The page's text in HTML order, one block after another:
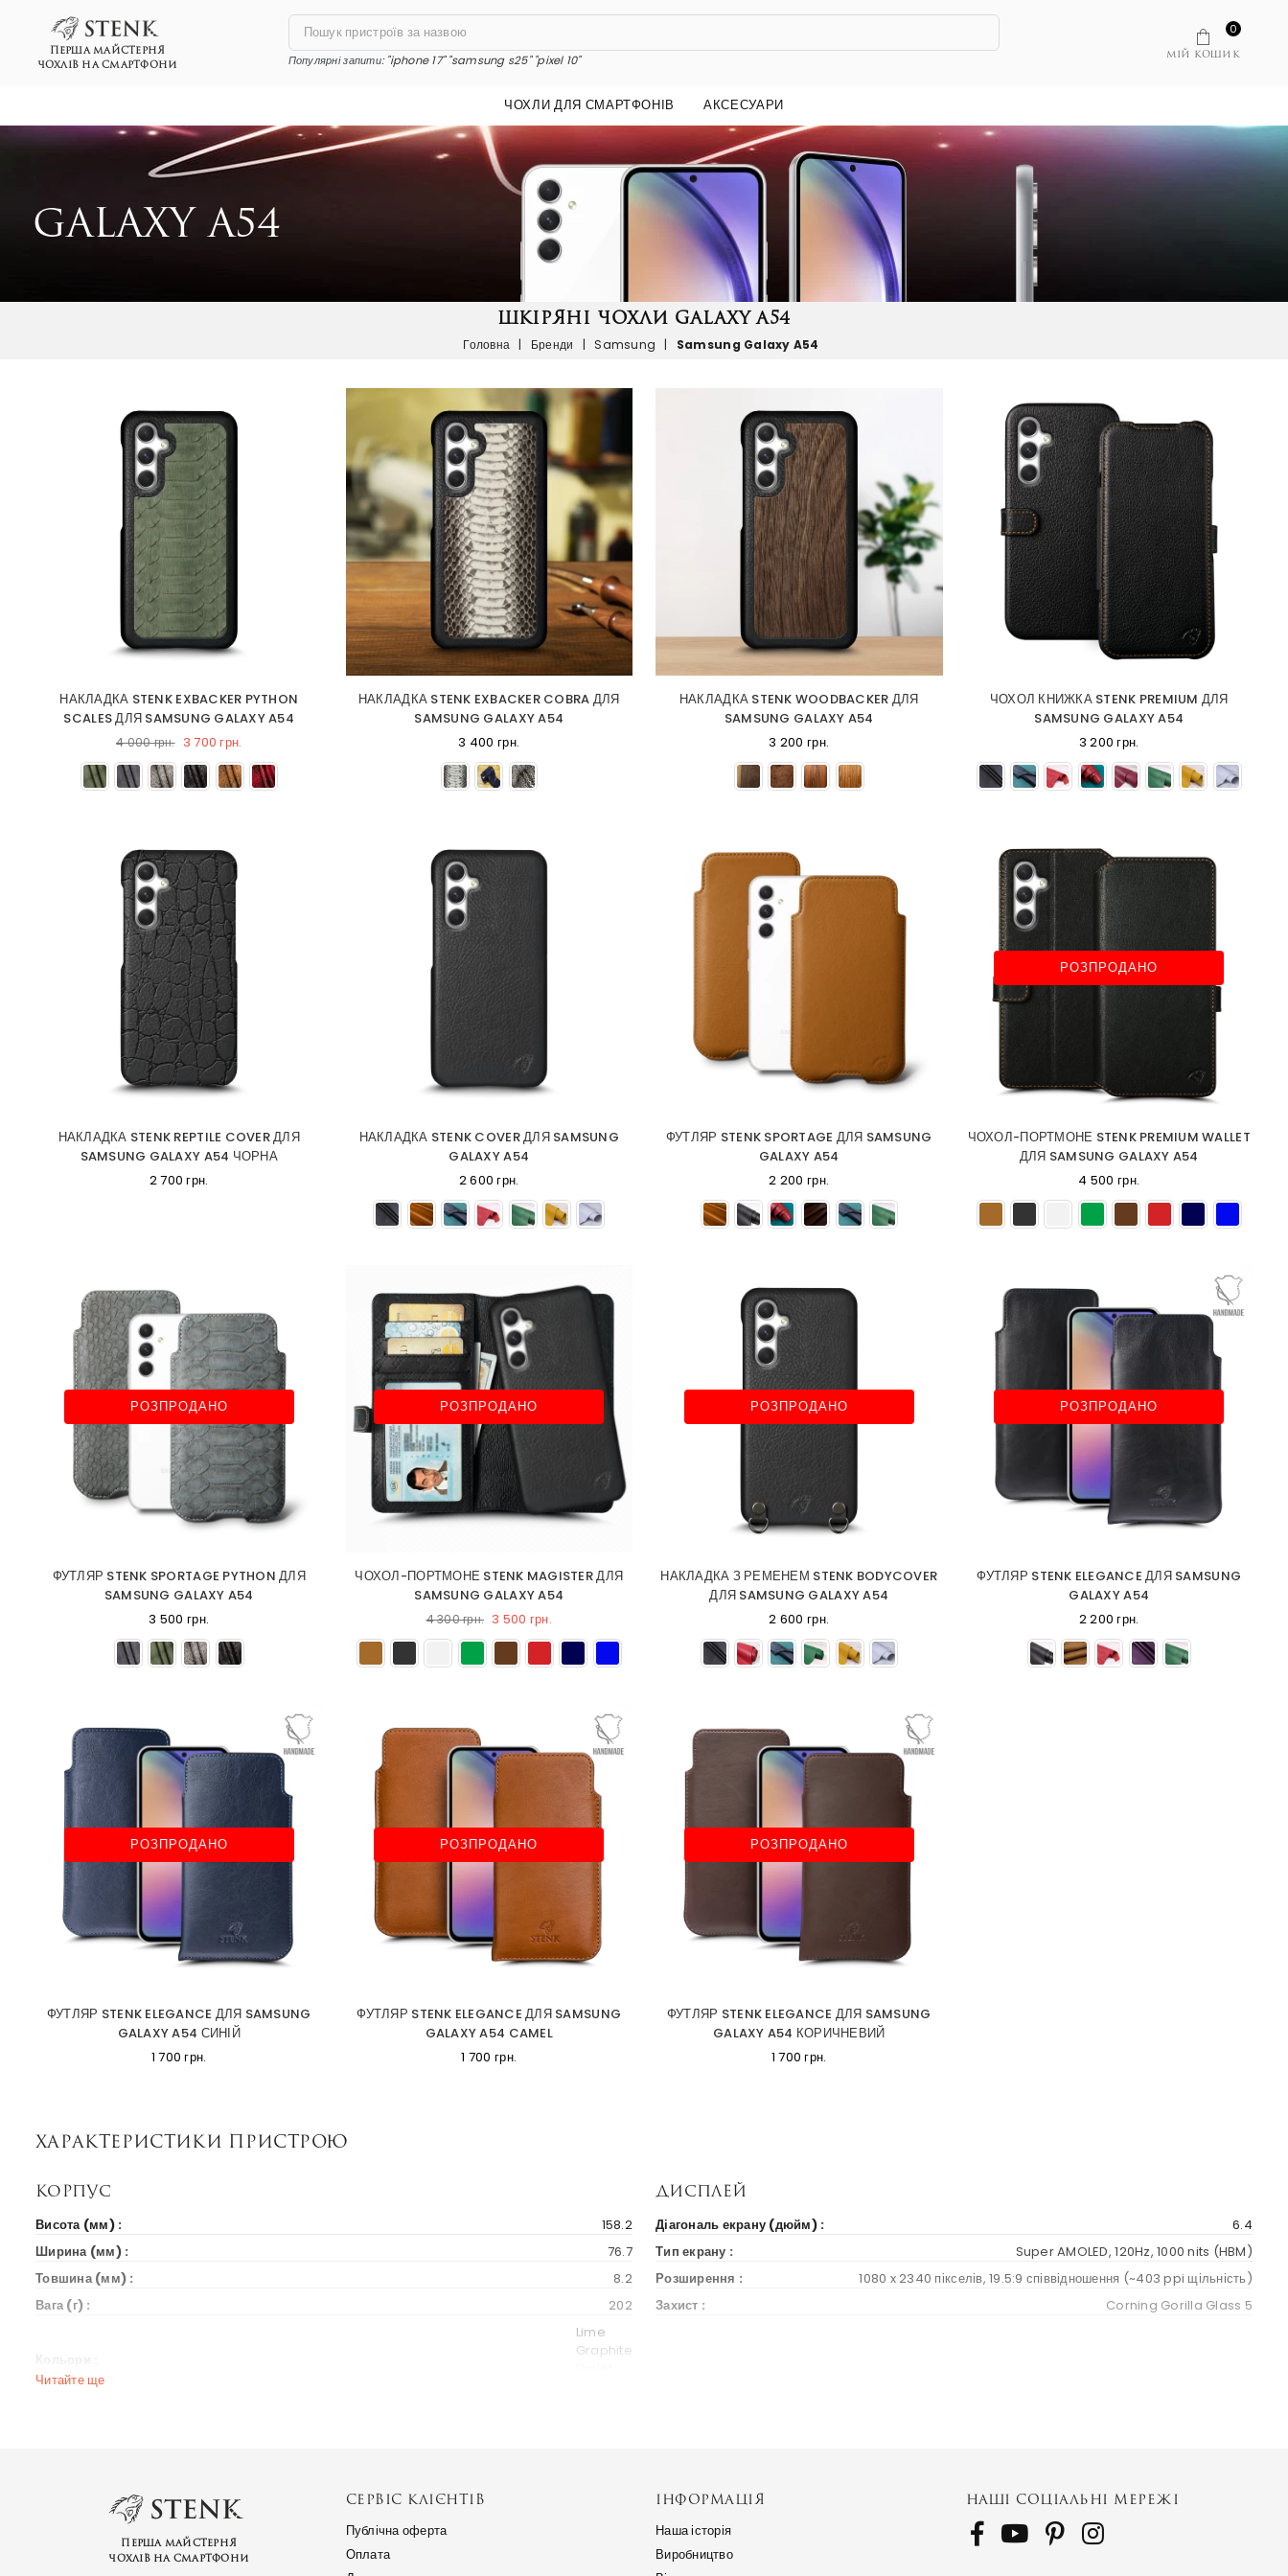
ПЕРША МАЙСТЕРНЯ
ЧОХЛІВ НА СМАРТФОНИ
Популярні запити:"iphone 17" "samsung s25" "pixel 10" МІЙ КОШИК
0
ЧОХЛИ ДЛЯ СМАРТФОНІВ АКСЕСУАРИ
ШКІРЯНІ ЧОХЛИ GALAXY A54
Головна | Бренди | Samsung | Samsung Galaxy A54
НАКЛАДКА STENK EXBACKER PYTHON
SCALES ДЛЯ SAMSUNG GALAXY A54
4 000 грн. 3 700 грн.
НАКЛАДКА STENK EXBACKER COBRA ДЛЯ
SAMSUNG GALAXY A54
3 400 грн.
НАКЛАДКА STENK WOODBACKER ДЛЯ
SAMSUNG GALAXY A54
3 200 грн.
ЧОХОЛ КНИЖКА STENK PREMIUM ДЛЯ
SAMSUNG GALAXY A54
3 200 грн.
НАКЛАДКА STENK REPTILE COVER ДЛЯ
SAMSUNG GALAXY A54 ЧОРНА
2 700 грн.
НАКЛАДКА STENK COVER ДЛЯ SAMSUNG
GALAXY A54
2 600 грн.
ФУТЛЯР STENK SPORTAGE ДЛЯ SAMSUNG
GALAXY A54
2 200 грн.
РОЗПРОДАНО
ЧОХОЛ-ПОРТМОНЕ STENK PREMIUM WALLET
ДЛЯ SAMSUNG GALAXY A54
4 500 грн.
РОЗПРОДАНО
ФУТЛЯР STENK SPORTAGE PYTHON ДЛЯ
SAMSUNG GALAXY A54
3 500 грн.
РОЗПРОДАНО
ЧОХОЛ-ПОРТМОНЕ STENK MAGISTER ДЛЯ
SAMSUNG GALAXY A54
4 300 грн. 3 500 грн.
РОЗПРОДАНО
НАКЛАДКА З РЕМЕНЕМ STENK BODYCOVER
ДЛЯ SAMSUNG GALAXY A54
2 600 грн.
РОЗПРОДАНО
ФУТЛЯР STENK ELEGANCE ДЛЯ SAMSUNG
GALAXY A54
2 200 грн.
РОЗПРОДАНО
ФУТЛЯР STENK ELEGANCE ДЛЯ SAMSUNG
GALAXY A54 СИНІЙ
1 700 грн.
РОЗПРОДАНО
ФУТЛЯР STENK ELEGANCE ДЛЯ SAMSUNG
GALAXY A54 CAMEL
1 700 грн.
РОЗПРОДАНО
ФУТЛЯР STENK ELEGANCE ДЛЯ SAMSUNG
GALAXY A54 КОРИЧНЕВИЙ
1 700 грн.
Характеристики пристрою
Корпус
Висота (мм) :
158.2
Ширина (мм) :
76.7
Товшина (мм) :
8.2
Вага (г) :
202
Кольори :
Lime
Graphite
Дисплей
Діагональ екрану (дюйм) :
6.4
Тип екрану :
Super AMOLED, 120Hz, 1000 nits (HBM)
Розширення :
1080 x 2340 пікселів, 19.5:9 співвідношення (~403 ppi щільність)
Захист :
Corning Gorilla Glass 5
Ринки країн :
SM-A546U1
SM-A546B
Читайте ще
Перша майстерня
чохлів на смартфони
СЕРВІС КЛІЄНТІВ
Публічна оферта
Оплата
ІНФОРМАЦІЯ
Наша історія
Виробництво
НАШІ СОЦІАЛЬНІ МЕРЕЖІ